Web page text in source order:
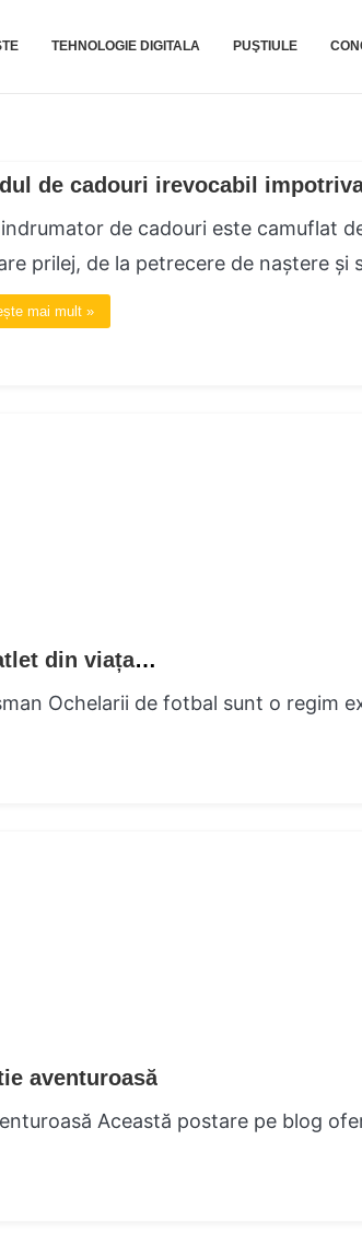
TEHNOLOGIE DIGITALA PUŞTIULE
de cadouri irevocabil
de cadouri este camuflat
prilej, de la petrecere de naștere și
mai mult »
Vedere sportsman Pregătește-l pe micul atlet din viața ta
Ochelarii de fotbal sunt o regim
aventuroasă
Această postare pe blog